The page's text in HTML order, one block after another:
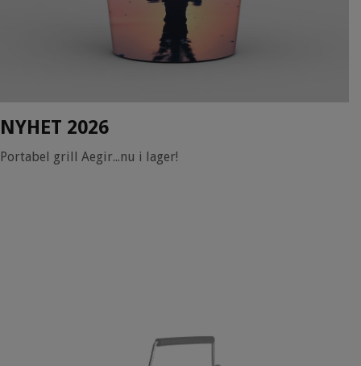
NYHET 2026
Portabel grill Aegir...nu i lager!